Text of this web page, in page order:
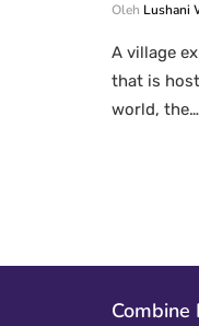
Oleh Lushani
A village
that is
world, the…
Combine